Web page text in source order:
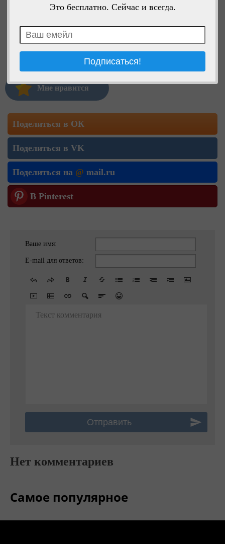
Это бесплатно. Сейчас и всегда.
Мне нравится
Поделиться в ОК
Поделиться в VK
Поделиться на @ mail.ru
В Pinterest
Ваше имя:
E-mail для ответов:
Текст комментария
Нет комментариев
Самое популярное